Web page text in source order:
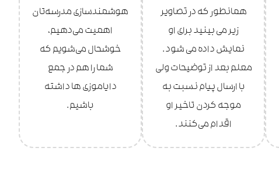
همانطور که در تصاویر
زیر می بینید برای او
نمایش داده می شود.
معلم بعد از توضیحات ولی
با ارسال پیام نسبت به
موجه کردن تاخیر او
اقدام می‌کنند.
هوشمندسازی مدرسه‌تان
اهمیت می‌دهیم،
خوشحال می‌شویم که
شما را هم در جمع
دایاموزی ها داشته
باشیم.